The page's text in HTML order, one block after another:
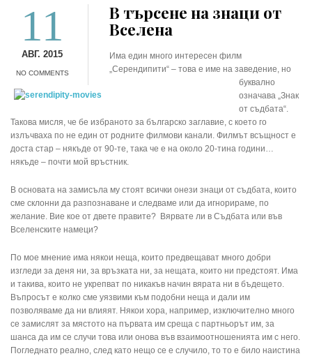
11
АВГ. 2015
NO COMMENTS
В търсене на знаци от
Вселена
Има един много интересен филм
„Серендипити“ – това е име на заведение, но
буквално
означава „Знак
от съдбата“.
Такова мисля, че бе избраното за българско заглавие, с което го
излъчваха по не един от родните филмови канали. Филмът всъщност е
доста стар – някъде от 90-те, така че е на около 20-тина години…
някъде – почти мой връстник.
В основата на замисъла му стоят всички онези знаци от съдбата, които
сме склонни да разпознаване и следваме или да игнорираме, по
желание. Вие кое от двете правите? Вярвате ли в Съдбата или във
Вселенските намеци?
По мое мнение има някои неща, които предвещават много добри
изгледи за деня ни, за връзката ни, за нещата, които ни предстоят. Има
и такива, които не укрепват по никакъв начин вярата ни в бъдещето.
Въпросът е колко сме уязвими към подобни неща и дали им
позволяваме да ни влияят. Някои хора, например, изключително много
се замислят за мястото на първата им среща с партньорът им, за
шанса да им се случи това или онова във взаимоотношенията им с него.
Погледнато реално, след като нещо се е случило, то то е било наистина